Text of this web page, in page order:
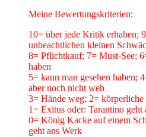
Meine Bewertungskriterien:
10= über jede Kritik erhaben;
unbeachtlichen kleinen
8= Pflichtkauf; 7= Must-See;
haben
5= kann man gesehen haben;
aber noch nicht weh
3= Hände weg; 2= körperliche
1= Exitus oder: Tarantino geht
0= König Kacke auf einem
geht ans Werk